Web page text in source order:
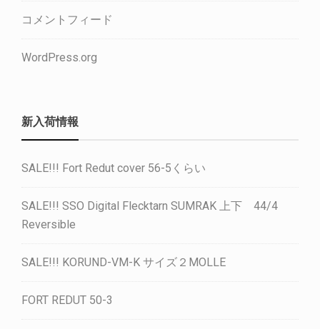
コメントフィード
WordPress.org
新入荷情報
SALE!!! Fort Redut cover 56-5くらい
SALE!!! SSO Digital Flecktarn SUMRAK 上下 44/4
Reversible
SALE!!! KORUND-VM-K サイズ２MOLLE
FORT REDUT 50-3